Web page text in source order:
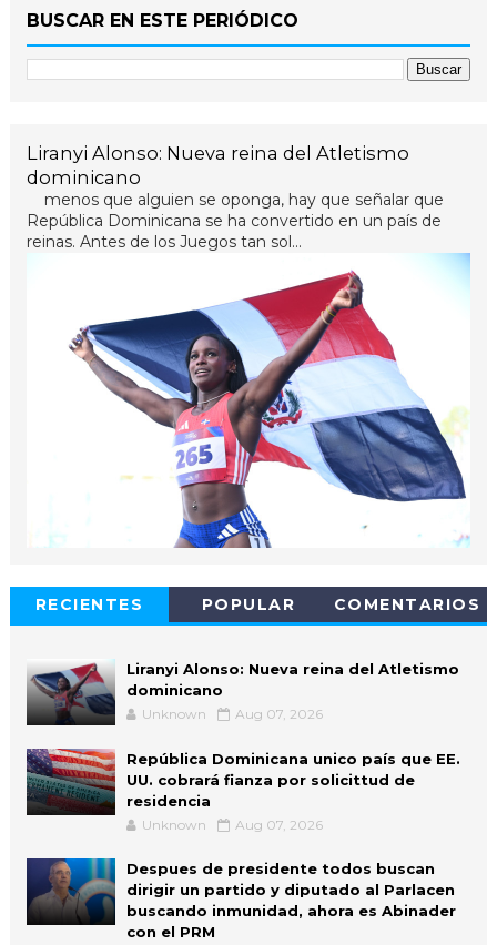
BUSCAR EN ESTE PERIÓDICO
Liranyi Alonso: Nueva reina del Atletismo
dominicano
menos que alguien se oponga, hay que señalar que
República Dominicana se ha convertido en un país de
reinas. Antes de los Juegos tan sol...
RECIENTES POPULAR COMENTARIOS
Liranyi Alonso: Nueva reina del Atletismo
dominicano
Unknown Aug 07, 2026
República Dominicana unico país que EE.
UU. cobrará fianza por solicittud de
residencia
Unknown Aug 07, 2026
Despues de presidente todos buscan
dirigir un partido y diputado al Parlacen
buscando inmunidad, ahora es Abinader
con el PRM